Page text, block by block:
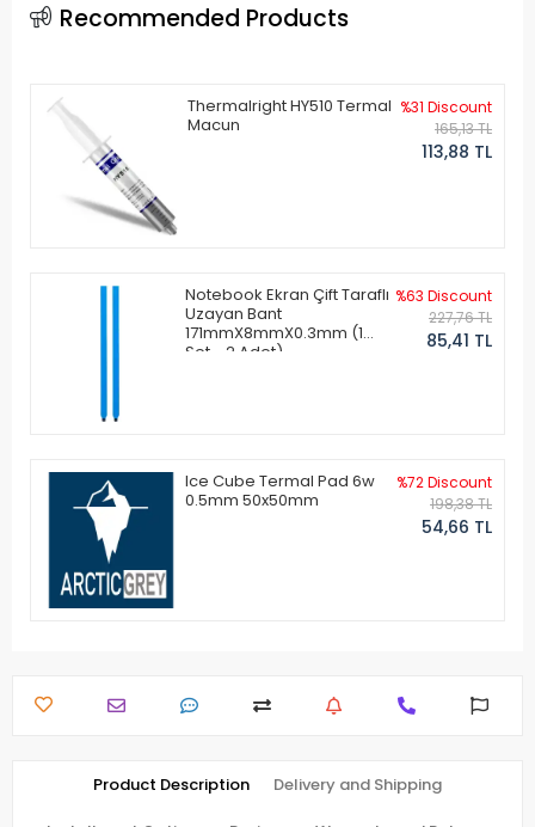
Recommended Products
Thermalright HY510 Termal
Macun
%31 Discount
165,13 TL
113,88 TL
Notebook Ekran Çift Taraflı
Uzayan Bant
171mmX8mmX0.3mm (1
Set - 2 Adet)
%63 Discount
227,76 TL
85,41 TL
Ice Cube Termal Pad 6w
0.5mm 50x50mm
%72 Discount
198,38 TL
54,66 TL
Product Description Delivery and Shipping